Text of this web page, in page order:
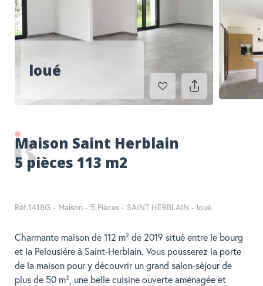
Maison Saint Herblain
5 pièces 113 m2
Réf.1418G - Maison - 5 Pièces - SAINT HERBLAIN - loué
Charmante maison de 112 m² de 2019 situé entre le bourg
et la Pelousière à Saint-Herblain. Vous pousserez la porte
de la maison pour y découvrir un grand salon-séjour de
plus de 50 m², une belle cuisine ouverte aménagée et
loué